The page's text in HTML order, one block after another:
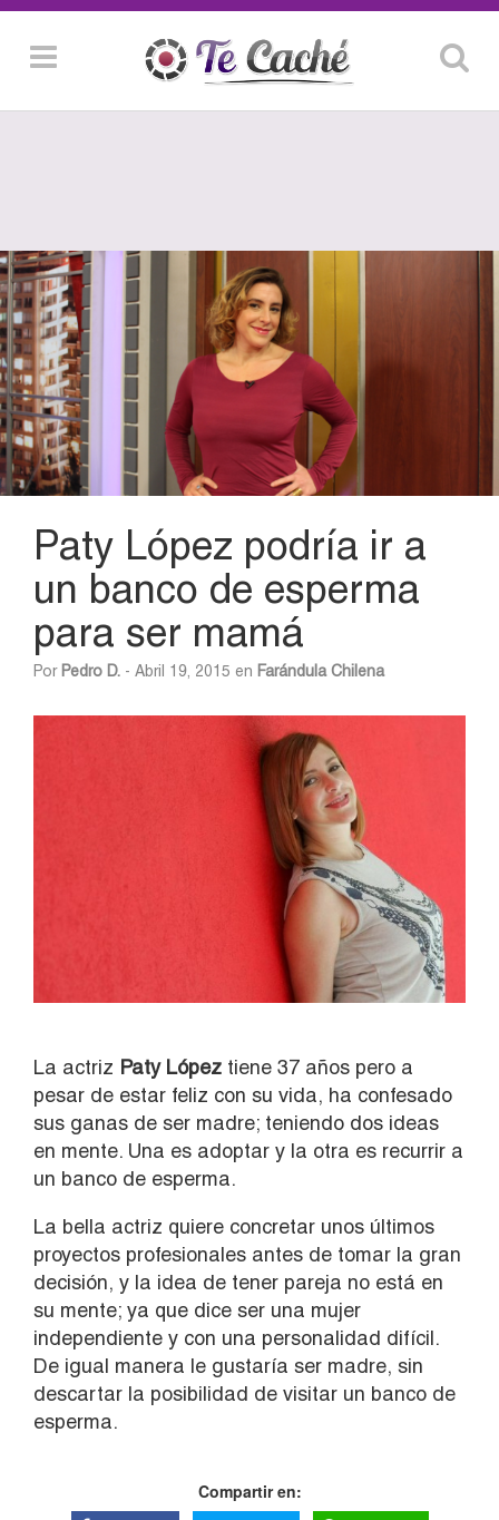
Paty López podría ir a
un banco de esperma
para ser mamá
Por Pedro D. - Abril 19, 2015 en Farándula Chilena
La actriz Paty López tiene 37 años pero a
pesar de estar feliz con su vida, ha confesado
sus ganas de ser madre; teniendo dos ideas
en mente. Una es adoptar y la otra es recurrir a
un banco de esperma.
La bella actriz quiere concretar unos últimos
proyectos profesionales antes de tomar la gran
decisión, y la idea de tener pareja no está en
su mente; ya que dice ser una mujer
independiente y con una personalidad difícil.
De igual manera le gustaría ser madre, sin
descartar la posibilidad de visitar un banco de
esperma.
Compartir en: